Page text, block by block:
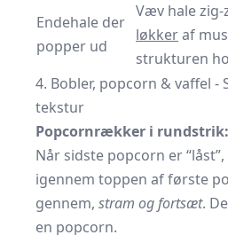
Endehale der
popper ud
Væv hale
løkkeraf
strukturen
4. Bobler, popcorn & vaffel -
tekstur
Popcornrækker i rundstrik:
Når sidste popcorn er
igennem toppen af første
gennem, stram og fortsæt.
en popcorn.